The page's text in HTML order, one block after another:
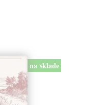
na sklade